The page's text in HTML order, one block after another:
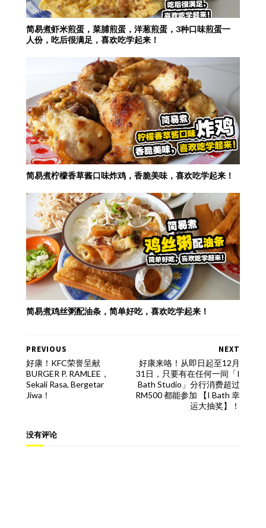
简易煮虾米煎蛋，菜脯煎蛋，洋葱煎蛋，3种口味煎蛋一
人份，吃后很满足，喜欢吃学起来！
简易煮柠檬香草酱口味炸鸡，香脆美味，喜欢吃学起来！
简易煮鸡丝粥配油条，简单好吃，喜欢吃学起来！
NEXT
好康来咯！从即日起至12月
31日，只要有在任何一间「I
Bath Studio」分行消费超过
RM500 都能参加 【I Bath 幸
运大抽奖】！
PREVIOUS
好康！KFC荣誉呈献
BURGER P. RAMLEE，
Sekali Rasa, Bergetar
Jiwa！
没有评论